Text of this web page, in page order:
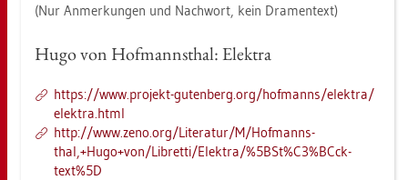
(Nur An­mer­kun­gen und Nach­wort, kein Dra­men­text)
Hugo von Hof­manns­thal: Elek­tra
https://​www.​pro­jekt-​gu­ten­berg.​org/​hof­manns/​elek­tra/​
elek­tra.​html
http://​www.​zeno.​org/​Li­te­ra­tur/​M/​Hof­manns­
thal,+Hugo+von/Li­bret­ti/Elek­tra/%5BSt%C3%BCck­
text%5D